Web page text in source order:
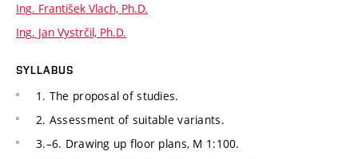
Ing. František Vlach, Ph.D.
Ing. Jan Vystrčil, Ph.D.
SYLLABUS
1. The proposal of studies.
2. Assessment of suitable variants.
3.–6. Drawing up floor plans, M 1:100.